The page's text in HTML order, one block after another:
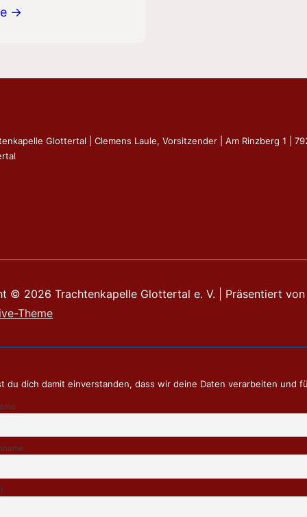
→
Glottertal | Clemens Laule, Vorsitzender | Am Rinzberg 1 |
© 2026 Trachtenkapelle Glottertal e. V.
| Präsentiert von
Theme
du dich damit einverstanden, dass wir deine Daten verarbeiten und